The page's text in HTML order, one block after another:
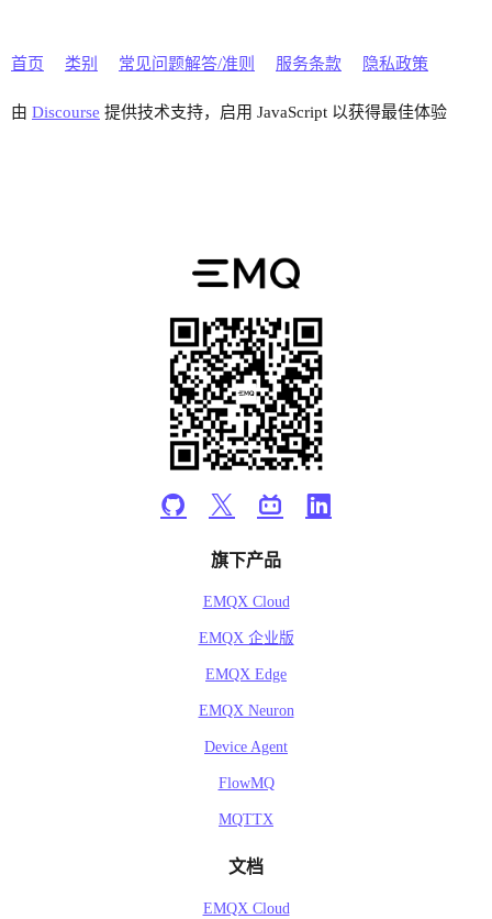
首页 类别 常见问题解答/准则 服务条款 隐私政策
由 Discourse 提供技术支持，启用 JavaScript 以获得最佳体验
旗下产品
EMQX Cloud
EMQX 企业版
EMQX Edge
EMQX Neuron
Device Agent
FlowMQ
MQTTX
文档
EMQX Cloud